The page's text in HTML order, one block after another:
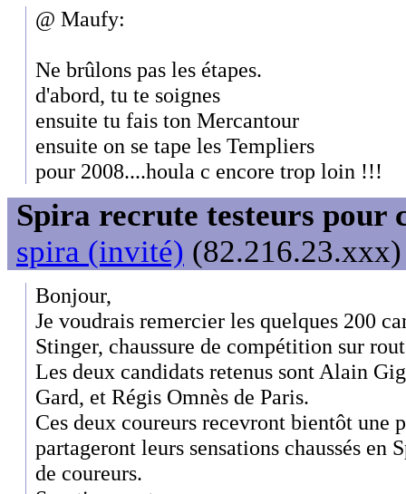
@ Maufy:
Ne brûlons pas les étapes.
d'abord, tu te soignes
ensuite tu fais ton Mercantour
ensuite on se tape les Templiers
pour 2008....houla c encore trop loin !!!
Spira recrute testeurs pour
spira (invité)
Bonjour,
Je voudrais remercier les quelques 200
Stinger, chaussure de compétition sur
Les deux candidats retenus sont Alain
Gard, et Régis Omnès de Paris.
Ces deux coureurs recevront bientôt une
partageront leurs sensations chaussés en
de coureurs.